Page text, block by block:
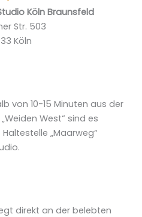
Köln Braunsfeld
Str. 503
Köln
von 10-15 Minuten aus der
West“ sind es
„Maarweg“
direkt an der belebten